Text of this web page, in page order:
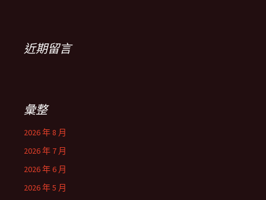
近期留言
彙整
2026 年 8 月
2026 年 7 月
2026 年 6 月
2026 年 5 月